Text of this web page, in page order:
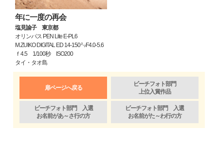
年に一度の再会
塩見諭子 東京都
オリンパス PEN Lite E-PL6
M.ZUIKO DIGITAL ED 14-150㍉F4.0-5.6
ｆ4.5 1/100秒 ISO200
タイ・タオ島
扉ページへ戻る
ビーチフォト部門
上位入賞作品
ビーチフォト部門 入選
お名前があ～さ行の方
ビーチフォト部門 入選
お名前がた～わ行の方